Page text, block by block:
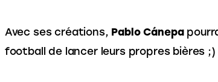
Avec ses créations, Pablo Cánepa
football de lancer leurs propres bières ;)